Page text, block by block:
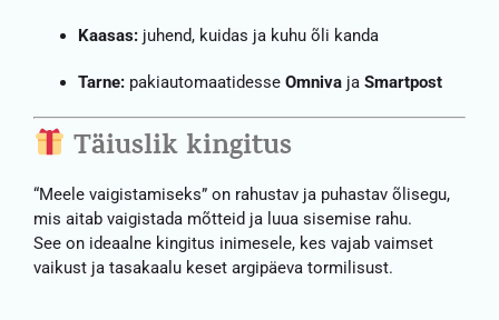
Kaasas: juhend, kuidas ja kuhu õli kanda
Tarne: pakiautomaatidesse Omniva ja Smartpost
Täiuslik kingitus
“Meele vaigistamiseks” on rahustav ja puhastav õlisegu,
mis aitab vaigistada mõtteid ja luua sisemise rahu.
See on ideaalne kingitus inimesele, kes vajab vaimset
vaikust ja tasakaalu keset argipäeva tormilisust.